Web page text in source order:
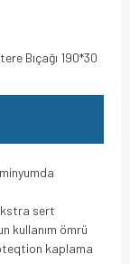
Bıçağı 190*30
sert
kullanım ömrü
kaplama